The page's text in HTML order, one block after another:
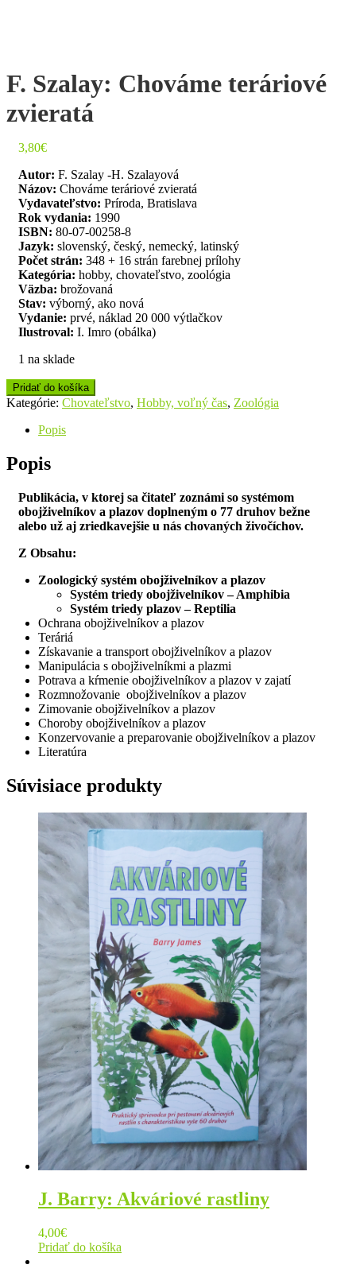
F. Szalay: Chováme teráriové
zvieratá
3,80€
Autor: F. Szalay -H. Szalayová
Názov: Chováme teráriové zvieratá
Vydavateľstvo: Príroda, Bratislava
Rok vydania: 1990
ISBN: 80-07-00258-8
Jazyk: slovenský, český, nemecký, latinský
Počet strán: 348 + 16 strán farebnej prílohy
Kategória: hobby, chovateľstvo, zoológia
Väzba: brožovaná
Stav: výborný, ako nová
Vydanie: prvé, náklad 20 000 výtlačkov
Ilustroval: I. Imro (obálka)
1 na sklade
Pridať do košíka
Kategórie: Chovateľstvo, Hobby, voľný čas, Zoológia
Popis
Popis
Publikácia, v ktorej sa čitateľ zoznámi so systémom
obojživelníkov a plazov doplneným o 77 druhov bežne
alebo už aj zriedkavejšie u nás chovaných živočíchov.
Z Obsahu:
Zoologický systém obojživelníkov a plazov
Systém triedy obojživelníkov – Amphibia
Systém triedy plazov – Reptilia
Ochrana obojživelníkov a plazov
Teráriá
Získavanie a transport obojživelníkov a plazov
Manipulácia s obojživelníkmi a plazmi
Potrava a kŕmenie obojživelníkov a plazov v zajatí
Rozmnožovanie obojživelníkov a plazov
Zimovanie obojživelníkov a plazov
Choroby obojživelníkov a plazov
Konzervovanie a preparovanie obojživelníkov a plazov
Literatúra
Súvisiace produkty
J. Barry: Akváriové rastliny
4,00€
Pridať do košíka